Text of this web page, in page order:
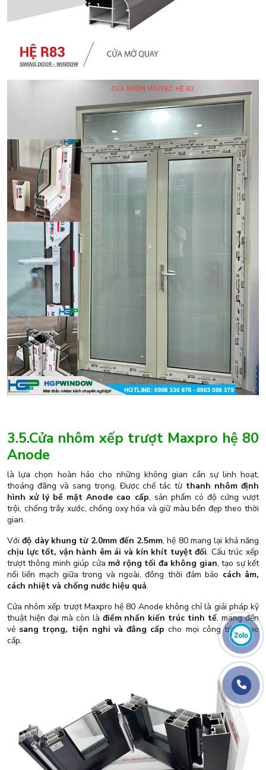
3.5.Cửa nhôm xếp trượt Maxpro hệ 80
Anode
là lựa chọn hoàn hảo cho những không gian cần sự linh hoạt,
thoáng đãng và sang trọng. Được chế tác từ thanh nhôm định
hình xử lý bề mặt Anode cao cấp, sản phẩm có độ cứng vượt
trội, chống trầy xước, chống oxy hóa và giữ màu bền đẹp theo thời
gian.
Vớiđộ dày khung từ 2.0mm đến 2.5mm, hệ 80 mang lại khả năng
chịu lực tốt, vận hành êm ái và kín khít tuyệt đối. Cấu trúc xếp
trượt thông minh giúp cửa mở rộng tối đa không gian, tạo sự kết
nối liền mạch giữa trong và ngoài, đồng thời đảm bảo cách âm,
cách nhiệt và chống nước hiệu quả.
Cửa nhôm xếp trượt Maxpro hệ 80 Anode không chỉ là giải pháp kỹ
thuật hiện đại mà còn là điểm nhấn kiến trúc tinh tế, mang đến
vẻ sang trọng, tiện nghi và đẳng cấp cho mọi công trình cao
cấp.